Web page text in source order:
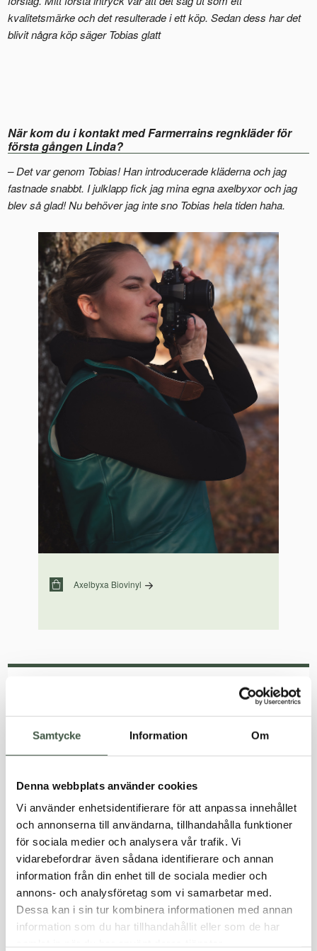
Samtycke Information Om
Denna webbplats använder cookies
Vi använder enhetsidentifierare för att anpassa innehållet
och annonserna till användarna, tillhandahålla funktioner
för sociala medier och analysera vår trafik. Vi
vidarebefordrar även sådana identifierare och annan
information från din enhet till de sociala medier och
annons- och analysföretag som vi samarbetar med.
Dessa kan i sin tur kombinera informationen med annan
information som du har tillhandahållit eller som de har
kvalitetsmärke och det resulterade i ett köp. Sedan dess har det
blivit några köp säger Tobias glatt
När kom du i kontakt med Farmerrains regnkläder för
första gången Linda?
– Det var genom Tobias! Han introducerade kläderna och jag
fastnade snabbt. I julklapp fick jag mina egna axelbyxor och jag
blev så glad! Nu behöver jag inte sno Tobias hela tiden haha.
Axelbyxa Biovinyl
värna om den - vi vill göra det bästa vi kan för
att lämna ett så litet avtryck som möjligt.
Hur kommer Farmerrains plagg till användning i er
familj?
Tobias berättar att Farmerrains plagg är idag för dem ett självklart
val.